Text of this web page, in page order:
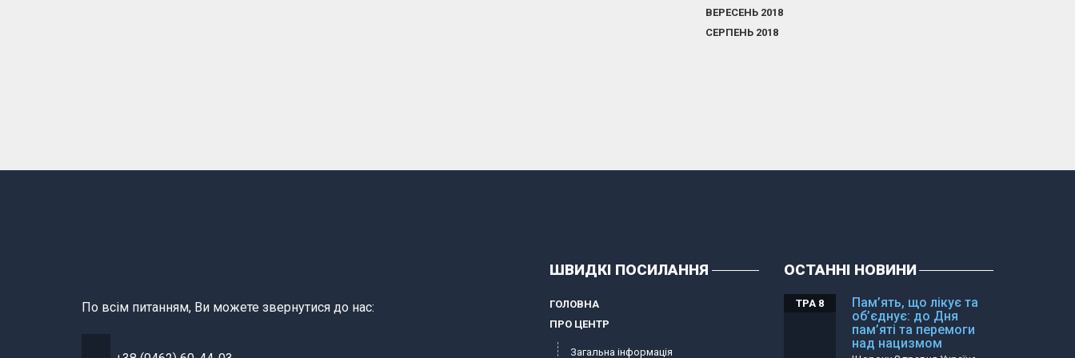
ВЕРЕСЕНЬ 2018
СЕРПЕНЬ 2018
По всім питанням, Ви можете звернутися до нас:
ШВИДКІ ПОСИЛАННЯ
ГОЛОВНА
ПРО ЦЕНТР
Загальна інформація
ОСТАННІ НОВИНИ
Пам’ять, що лікує та
об’єднує: до Дня
пам’яті та перемоги
над нацизмом
ТРА 8